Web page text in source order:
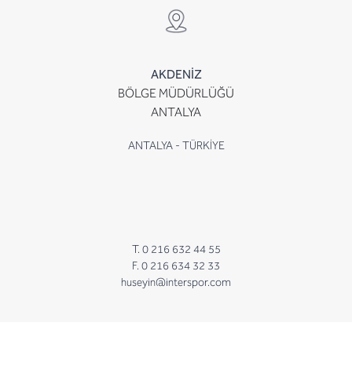
AKDENİZ
BÖLGE MÜDÜRLÜĞÜ
ANTALYA
ANTALYA - TÜRKİYE
T. 0 216 632 44 55
F. 0 216 634 32 33
huseyin@interspor.com